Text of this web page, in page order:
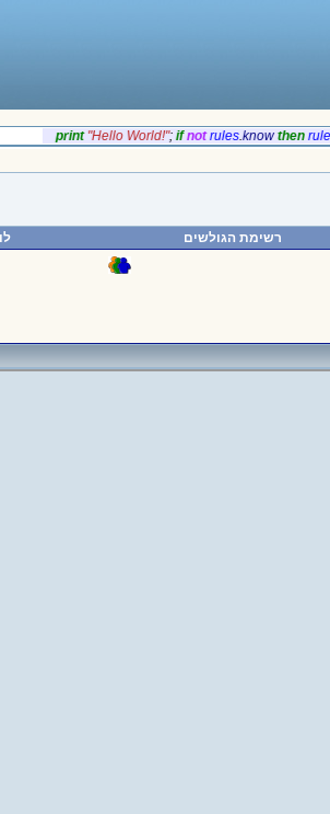
‎print ‎"Hello World!"; if‎ ‎not rules.‎know ‎then
רשימת הגולשים